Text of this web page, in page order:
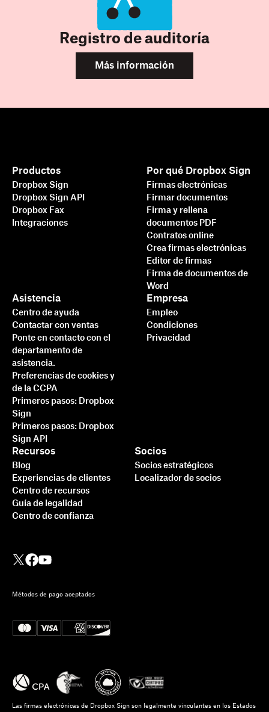
Registro de auditoría
Más información
Productos
Dropbox Sign
Dropbox Sign API
Dropbox Fax
Integraciones
Por qué Dropbox Sign
Firmas electrónicas
Firmar documentos
Firma y rellena
documentos PDF
Contratos online
Crea firmas electrónicas
Editor de firmas
Firma de documentos de
Word
Asistencia
Centro de ayuda
Contactar con ventas
Ponte en contacto con el
departamento de
asistencia.
Preferencias de cookies y
de la CCPA
Primeros pasos: Dropbox
Sign
Primeros pasos: Dropbox
Sign API
Recursos
Blog
Experiencias de clientes
Centro de recursos
Guía de legalidad
Centro de confianza
Socios
Socios estratégicos
Localizador de socios
Empresa
Empleo
Condiciones
Privacidad
Métodos de pago aceptados
Las firmas electrónicas de Dropbox Sign son legalmente vinculantes en los Estados